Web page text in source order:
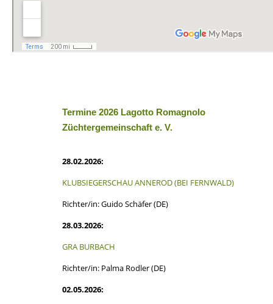
Termine 2026 Lagotto Romagnolo
Züchtergemeinschaft e. V.
28.02.2026:
KLUBSIEGERSCHAU ANNEROD (BEI FERNWALD)
Richter/in: Guido Schäfer (DE)
28.03.2026:
GRA BURBACH
Richter/in: Palma Rodler (DE)
02.05.2026: